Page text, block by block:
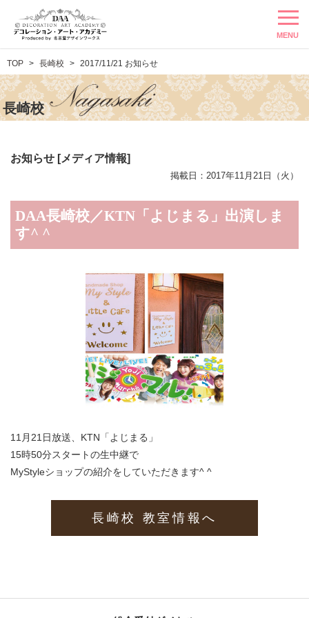
MENU
TOP 長崎校 2017/11/21 お知らせ
長崎校
お知らせ [メディア情報]
掲載日：2017年11月21日（火）
DAA長崎校／KTN「よじまる」出演しま
す^ ^
11月21日放送、KTN「よじまる」
15時50分スタートの生中継で
MyStyleショップの紹介をしていただきます^ ^
長崎校 教室情報へ